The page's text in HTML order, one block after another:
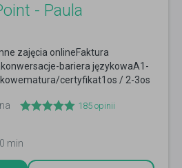
- Paula
zajęcia onlineFaktura
bariera językowaA1-
certyfikat1os / 2-3os
185 opinii
min